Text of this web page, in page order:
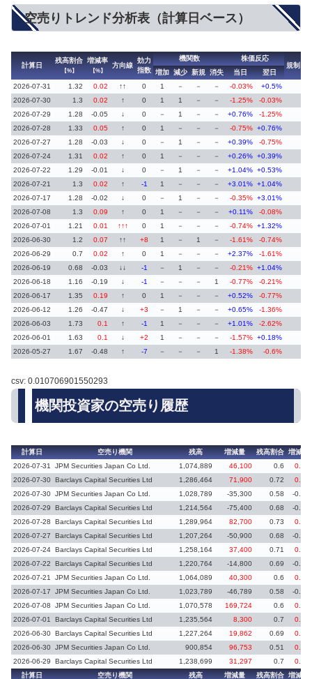
空売りトレンド分析表（計算日ベース）
計算日
残高割合
【%】
増減率
【%】
方向線
効力
指数
機関数
株価反応
規制
増加 減少 新規 消失 当日
翌日
2026-07-31
1.32 0.02 ↑↑ 0 1 － － － -0.03%
+0.5%
2026-07-30
1.3 0.02 ↑ 0 1 1 － － -1.25%
-0.03%
2026-07-29
1.28 -0.05 ↓ 0 － 1 － － +0.76%
-1.25%
2026-07-28
1.33 0.05 ↑ 0 1 － － － -0.75% +0.76%
2026-07-27
1.28 -0.03 ↓ 0 － 1 － － +0.39%
-0.75%
2026-07-24
1.31 0.02 ↑ 0 1 － － － +0.26% +0.39%
2026-07-22
1.29 -0.01 ↓ 0 － 1 － － +1.04% +0.53%
2026-07-21
1.3 0.02 ↑ -1 1 － － － +3.01% +1.04%
2026-07-17
1.28 -0.02 ↓ 0 － 1 － － -0.35% +3.01%
2026-07-08
1.3 0.09 ↑ 0 1 － － － +0.11%
-0.08%
2026-07-01
1.21 0.01 ↑↑↑ 0 1 － － － -0.74% +1.32%
2026-06-30
1.2 0.07 ↑↑ +8 1 － 1 － -1.61%
-0.74%
2026-06-29
0.7 0.02 ↑ 0 1 － － － +2.37%
-1.61%
2026-06-19
0.68 -0.03 ↓↓ -1 － 1 － － -0.21% +1.04%
2026-06-18
1.16 -0.19 ↓ -1 － － － 1 -0.77%
-0.21%
2026-06-17
1.35 0.19 ↑ 0 1 － － － +0.52%
-0.77%
2026-06-12
1.26 -0.47 ↓ +3 － 1 － － +0.65%
-1.36%
2026-06-03
1.73 0.1 ↑ -1 1 － － － +1.01%
-2.62%
2026-06-01
1.63 0.1 ↓ +2 1 － － － -1.57% +0.18%
2026-05-27
1.67 -0.48 ↑ -7 － － － 1 -1.38% -0.6%
csv: 0.010706901550293
機関投資家の空売り履歴
計算日 空売り機関 残高 増減量 残高割合 増減率
2026-07-31
JPM Securities Japan Co Ltd. 1,074,889 46,100 0.6
0.02
2026-07-30 Barclays Capital Securities Ltd 1,286,464 71,900 0.72
0.04
2026-07-30 JPM Securities Japan Co Ltd. 1,028,789 -35,300 0.58
-0.02
2026-07-29
Barclays Capital Securities Ltd 1,214,564 -75,400 0.68
-0.05
2026-07-28
Barclays Capital Securities Ltd 1,289,964 82,700 0.73
0.05
2026-07-27
Barclays Capital Securities Ltd 1,207,264 -50,900 0.68
-0.03
2026-07-24 Barclays Capital Securities Ltd 1,258,164 37,400 0.71
0.02
2026-07-22
Barclays Capital Securities Ltd 1,220,764 -14,800 0.69
-0.01
2026-07-21
JPM Securities Japan Co Ltd. 1,064,089 40,300 0.6
0.02
2026-07-17
JPM Securities Japan Co Ltd. 1,023,789 -46,789 0.58
-0.02
2026-07-08
JPM Securities Japan Co Ltd. 1,070,578 169,724 0.6
0.09
2026-07-01
Barclays Capital Securities Ltd 1,235,564 8,300 0.7
0.01
2026-06-30 Barclays Capital Securities Ltd 1,227,264 19,862 0.69
0.01
2026-06-30 JPM Securities Japan Co Ltd. 900,854 96,753 0.51
0.06
2026-06-29
Barclays Capital Securities Ltd 1,238,699 31,297 0.7
0.02
計算日
空売り機関 残高 増減量 残高割合 増減率